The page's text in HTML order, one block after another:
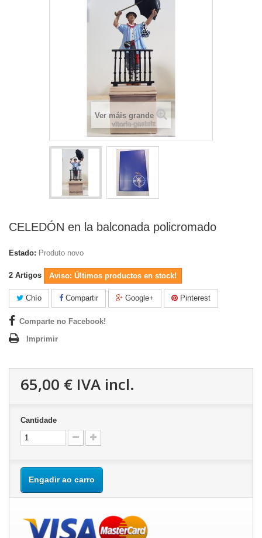
Ver máis grande
CELEDÓN en la balconada policromado
Estado: Produto novo
2 Artigos Aviso: Últimos productos en stock!
Chío Compartir Google+ Pinterest
Comparte no Facebook!
Imprimir
65,00 € IVA incl.
Cantidade
Engadir ao carro